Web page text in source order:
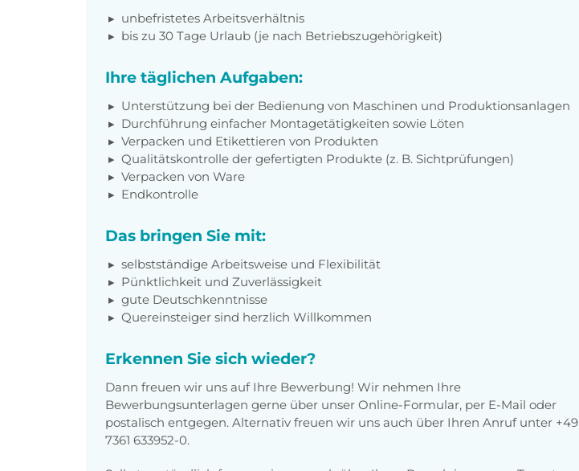
unbefristetes Arbeitsverhältnis
bis zu 30 Tage Urlaub (je nach Betriebszugehörigkeit)
Ihre täglichen Aufgaben:
Unterstützung bei der Bedienung von Maschinen und Produktionsanlagen
Durchführung einfacher Montagetätigkeiten sowie Löten
Verpacken und Etikettieren von Produkten
Qualitätskontrolle der gefertigten Produkte (z. B. Sichtprüfungen)
Verpacken von Ware
Endkontrolle
Das bringen Sie mit:
selbstständige Arbeitsweise und Flexibilität
Pünktlichkeit und Zuverlässigkeit
gute Deutschkenntnisse
Quereinsteiger sind herzlich Willkommen
Erkennen Sie sich wieder?
Dann freuen wir uns auf Ihre Bewerbung! Wir nehmen Ihre
Bewerbungsunterlagen gerne über unser Online-Formular, per E-Mail oder
postalisch entgegen. Alternativ freuen wir uns auch über Ihren Anruf unter +49
7361 633952-0.